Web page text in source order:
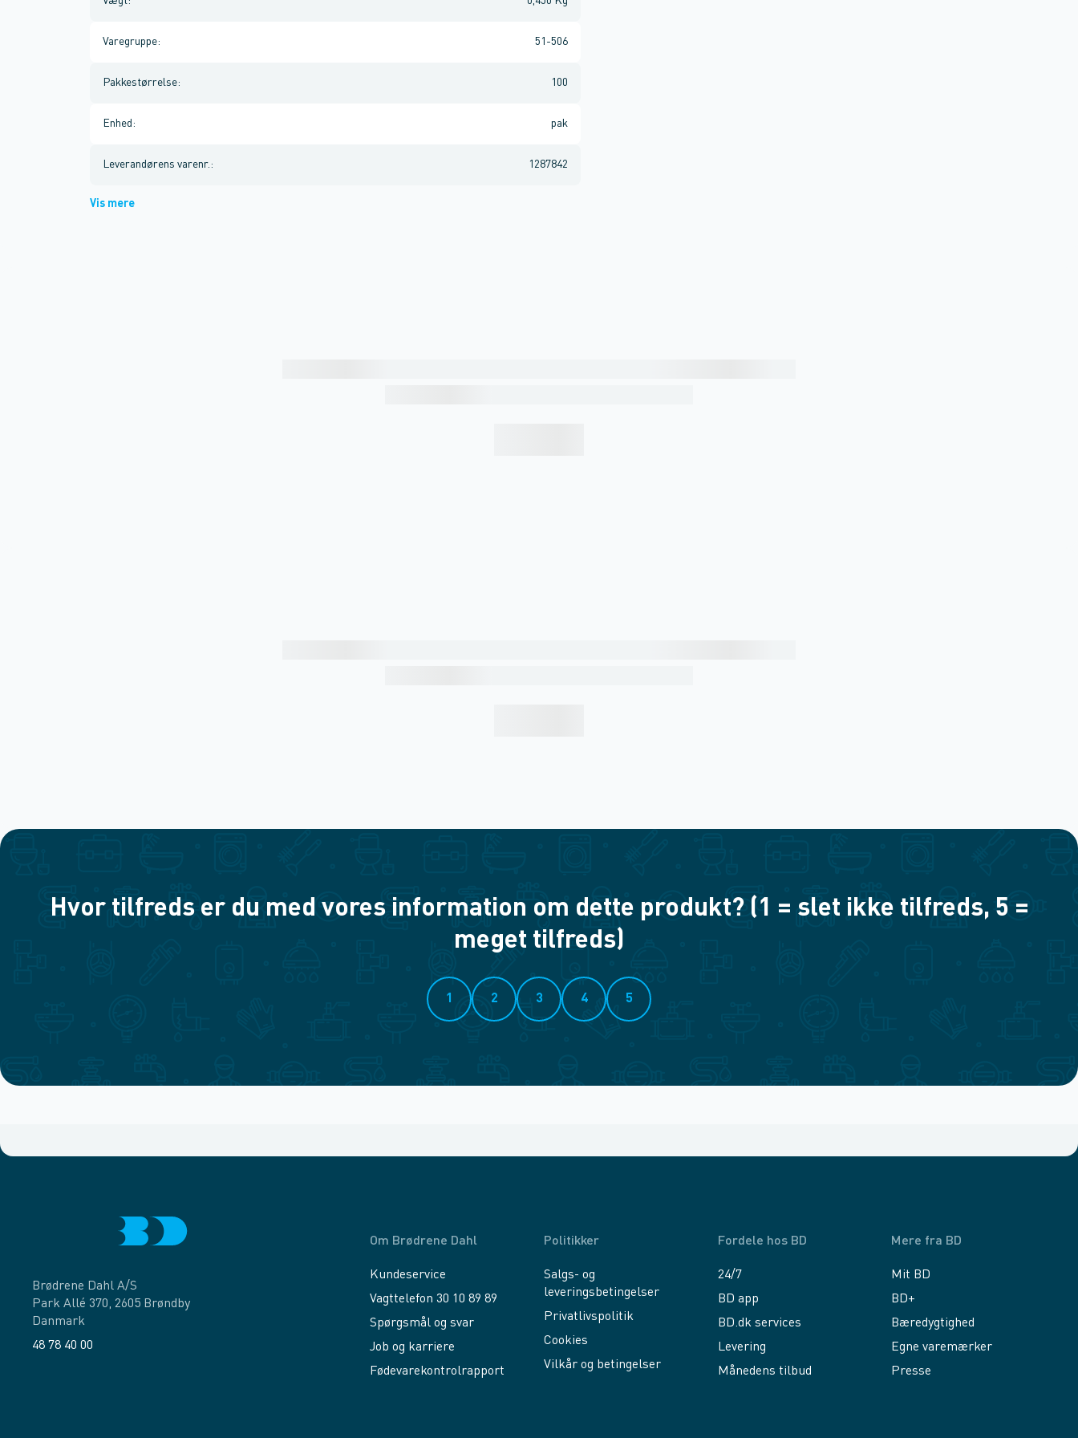
Varegruppe: 51-506
Pakkestørrelse: 100
Enhed : pak
Leverandørens varenr. : 1287842
Vis mere
Hvor tilfreds er du med vores information om dette produkt? (1 = slet ikke tilfreds, 5 =
meget tilfreds)
1 2 3 4 5
Brødrene Dahl A/S
Park Allé 370, 2605 Brøndby
Danmark
48 78 40 00
Om Brødrene Dahl
Kundeservice
Vagttelefon 30 10 89 89
Spørgsmål og svar
Job og karriere
Fødevarekontrolrapport
Politikker
Salgs- og
leveringsbetingelser
Privatlivspolitik
Cookies
Vilkår og betingelser
Fordele hos BD
24/7
BD app
BD.dk services
Levering
Månedens tilbud
Mere fra BD
Mit BD
BD+
Bæredygtighed
Egne varemærker
Presse